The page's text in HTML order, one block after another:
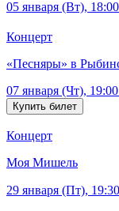
05 января (Вт), 18:00
Концерт
«Песняры» в
07 января (Чт), 19:00
Концерт
Моя Мишель
29 января (Пт), 19:30